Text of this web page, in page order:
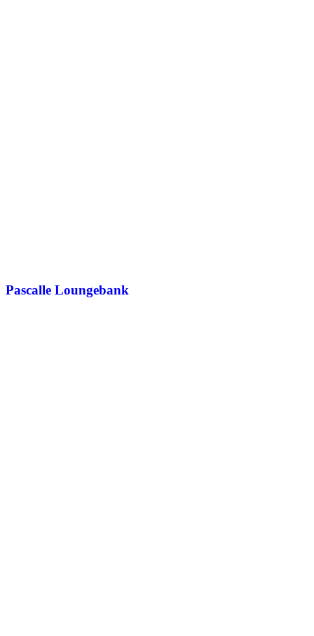
Pascalle Loungebank